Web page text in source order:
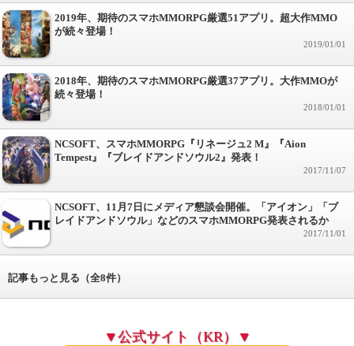
2019年、期待のスマホMMORPG厳選51アプリ。超大作MMO
が続々登場！
2019/01/01
2018年、期待のスマホMMORPG厳選37アプリ。大作MMOが
続々登場！
2018/01/01
NCSOFT、スマホMMORPG『リネージュ2 M』『Aion
Tempest』『ブレイドアンドソウル2』発表！
2017/11/07
NCSOFT、11月7日にメディア懇談会開催。「アイオン」「ブ
レイドアンドソウル」などのスマホMMORPG発表されるか
2017/11/01
記事もっと見る（全8件）
▼公式サイト（KR）▼